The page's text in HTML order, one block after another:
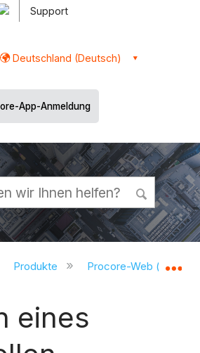
Support
Deutschland (Deutsch)
App-Anmeldung
auf- und
Produkte Procore-Web
eines